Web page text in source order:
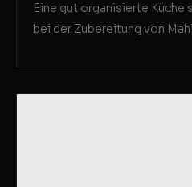
Eine gut organisierte Küche
bei der Zubereitung von